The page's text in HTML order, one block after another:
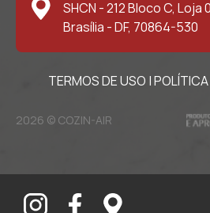
SHCN - 212 Bloco C, Loja
Brasília - DF, 70864-530
TERMOS DE USO |POLÍTICA
2026 © COZIN-AIR